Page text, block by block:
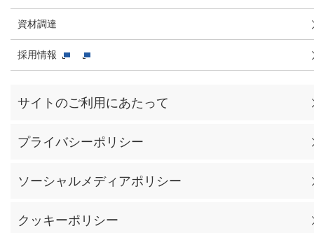
資材調達
採用情報
サイトのご利用にあたって
プライバシーポリシー
ソーシャルメディアポリシー
クッキーポリシー